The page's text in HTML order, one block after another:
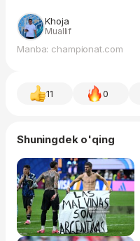
Khoja
Muallif
Manba: championat.com
11 0
Shuningdek o'qing